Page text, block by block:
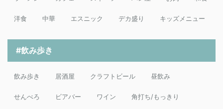
洋食 中華 エスニック デカ盛り キッズメニュー
#飲み歩き
飲み歩き 居酒屋 クラフトビール 昼飲み
せんべろ ビアバー ワイン 角打ち/もっきり